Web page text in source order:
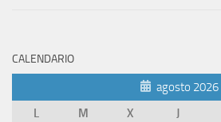
CALENDARIO
agosto 2026
L
M X J